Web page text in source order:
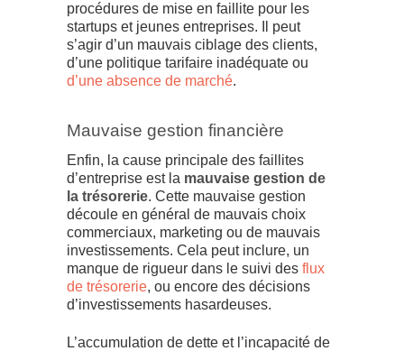
procédures de mise en faillite pour les
startups et jeunes entreprises. Il peut
s’agir d’un mauvais ciblage des clients,
d’une politique tarifaire inadéquate ou
d’une absence de marché.
Mauvaise gestion financière
Enfin, la cause principale des faillites
d’entreprise est la mauvaise gestion de
la trésorerie. Cette mauvaise gestion
découle en général de mauvais choix
commerciaux, marketing ou de mauvais
investissements. Cela peut inclure, un
manque de rigueur dans le suivi des flux
de trésorerie, ou encore des décisions
d’investissements hasardeuses.
L’accumulation de dette et l’incapacité de